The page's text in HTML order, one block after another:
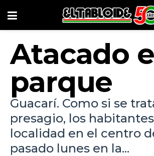
Atacado
parque
Guacarí. Como si se
presagio, los
localidad en el centro
pasado lunes en la...